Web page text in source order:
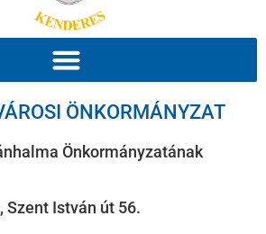
ÖNKORMÁNYZAT
Önkormányzatának
Szent István út 56.